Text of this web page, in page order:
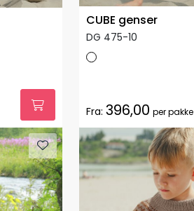
CUBE genser
DG 475-10
Fra: 396,00 per pakke